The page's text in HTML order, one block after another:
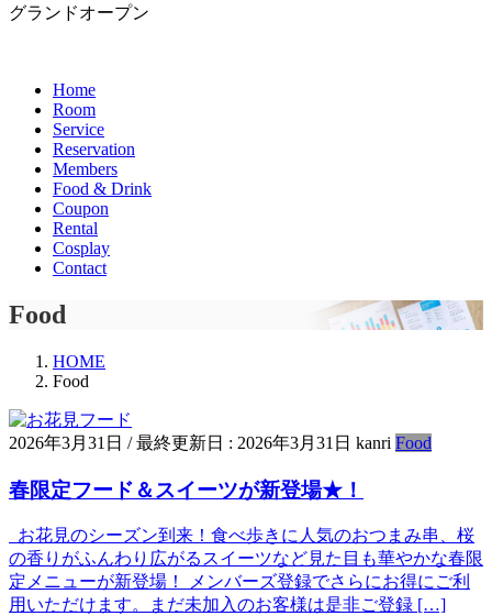
グランドオープン
Home
Room
Service
Reservation
Members
Food & Drink
Coupon
Rental
Cosplay
Contact
Food
HOME
Food
2026年3月31日 / 最終更新日 : 2026年3月31日 kanri Food
春限定フード＆スイーツが新登場★！
お花見のシーズン到来！食べ歩きに人気のおつまみ串、桜
の香りがふんわり広がるスイーツなど見た目も華やかな春限
定メニューが新登場！ メンバーズ登録でさらにお得にご利
用いただけます。まだ未加入のお客様は是非ご登録 […]